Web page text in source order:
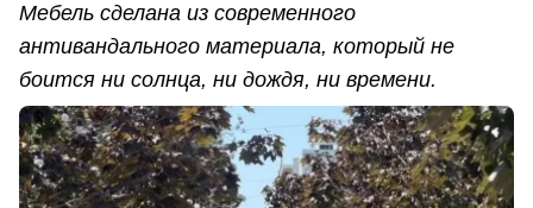
Мебель сделана из современного
антивандального материала, который не
боится ни солнца, ни дождя, ни времени.